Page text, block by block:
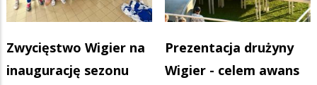
Zwycięstwo Wigier na
inaugurację sezonu
Prezentacja drużyny
Wigier - celem awans